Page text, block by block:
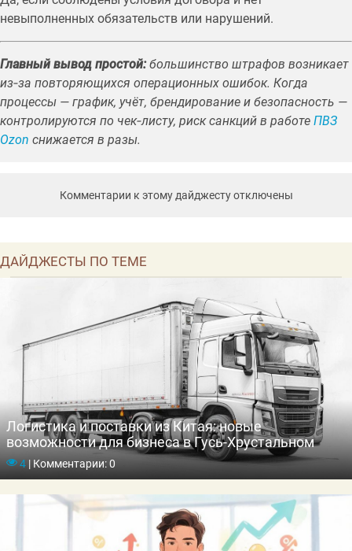
невыполненных обязательств или нарушений.
Главный вывод простой:большинство штрафов возникает
из‑за повторяющихся операционных ошибок. Когда
процессы — график, учёт, брендирование и безопасность —
контролируются по чек‑листу, риск санкций в работе ПВЗ
Ozon снижается в разы.
Комментарии к этому дайджесту отключены
ДАЙДЖЕСТЫ ПО ТЕМЕ
Логистика и поставки из Китая: новые
возможности для бизнеса в Гусь-Хрустальном
4 |Комментарии: 0